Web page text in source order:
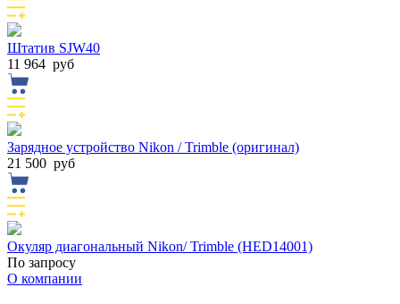
Штатив SJW40
11 964 руб
Зарядное устройство Nikon / Trimble (оригинал)
21 500 руб
Окуляр диагональный Nikon/ Trimble (HED14001)
По запросу
О компании